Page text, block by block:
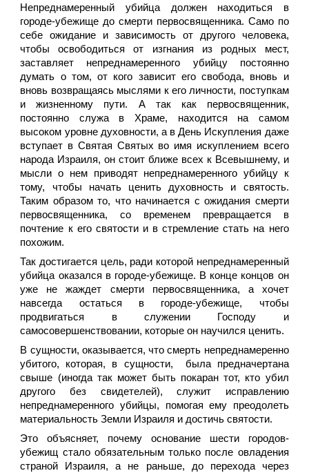
Непреднамеренный убийца должен находиться в
городе-убежище до смерти первосвященника. Само по
себе ожидание и зависимость от другого человека,
чтобы освободиться от изгнания из родных мест,
заставляет непреднамеренного убийцу постоянно
думать о том, от кого зависит его свобода, вновь и
вновь возвращаясь мыслями к его личности, поступкам
и жизненному пути. А так как первосвященник,
постоянно служа в Храме, находится на самом
высоком уровне духовности, а в День Искупления даже
вступает в Святая Святых во имя искуплением всего
народа Израиля, он стоит ближе всех к Всевышнему, и
мысли о нем приводят непреднамеренного убийцу к
тому, чтобы начать ценить духовность и святость.
Таким образом то, что начинается с ожидания смерти
первосвященника, со временем превращается в
почтение к его святости и в стремление стать на него
похожим.
Так достигается цель, ради которой непреднамеренный
убийца оказался в городе-убежище. В конце концов он
уже не жаждет смерти первосвященника, а хочет
навсегда остаться в городе-убежище, чтобы
продвигаться в служении Господу и
самосовершенствовании, которые он научился ценить.
В сущности, оказывается, что смерть непреднамеренно
убитого, которая, в сущности, была предначертана
свыше (иногда так может быть покаран тот, кто убил
другого без свидетелей), служит исправлению
непреднамеренного убийцы, помогая ему преодолеть
материальность Земли Израиля и достичь святости.
Это объясняет, почему основание шести городов-
убежищ стало обязательным только после овладения
страной Израиля, а не раньше, до перехода через